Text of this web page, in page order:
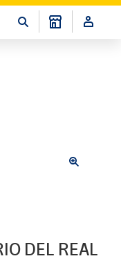
DEL REAL